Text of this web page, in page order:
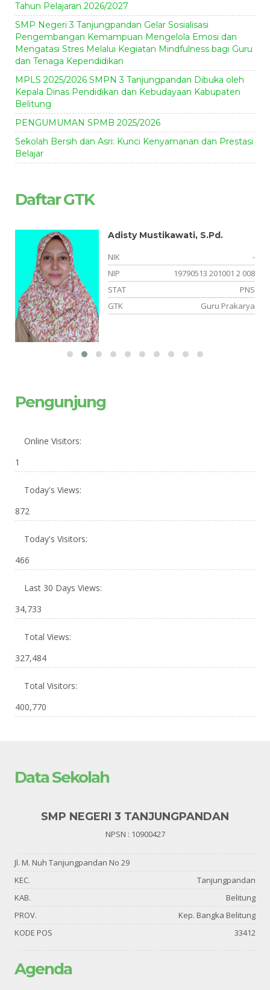
Tahun Pelajaran 2026/2027
SMP Negeri 3 Tanjungpandan Gelar Sosialisasi
Pengembangan Kemampuan Mengelola Emosi dan
Mengatasi Stres Melalui Kegiatan Mindfulness bagi Guru
dan Tenaga Kependidikan
MPLS 2025/2026 SMPN 3 Tanjungpandan Dibuka oleh
Kepala Dinas Pendidikan dan Kebudayaan Kabupaten
Belitung
PENGUMUMAN SPMB 2025/2026
Sekolah Bersih dan Asri: Kunci Kenyamanan dan Prestasi
Belajar
Daftar GTK
Adisty Mustikawati, S.Pd.
NIK
-
NIP
19790513 201001 2 008
STAT
PNS
GTK
Guru Prakarya
Pengunjung
Online Visitors:
1
Today's Views:
872
Today's Visitors:
466
Last 30 Days Views:
34,733
Total Views:
327,484
Total Visitors:
400,770
Data Sekolah
SMP NEGERI 3 TANJUNGPANDAN
NPSN : 10900427
Jl. M. Nuh Tanjungpandan No 29
KEC.
Tanjungpandan
KAB.
Belitung
PROV.
Kep. Bangka Belitung
KODE POS
33412
Agenda